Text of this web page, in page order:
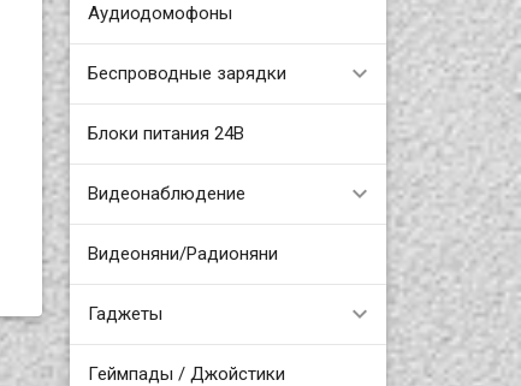
Аудиодомофоны
Беспроводные зарядки
Блоки питания 24В
Видеонаблюдение
Видеоняни/Радионяни
Гаджеты
Геймпады / Джойстики